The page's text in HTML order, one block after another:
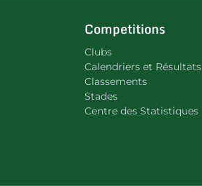
Competitions
Clubs
Calendriers et Résultats
Classements
Stades
Centre des Statistiques